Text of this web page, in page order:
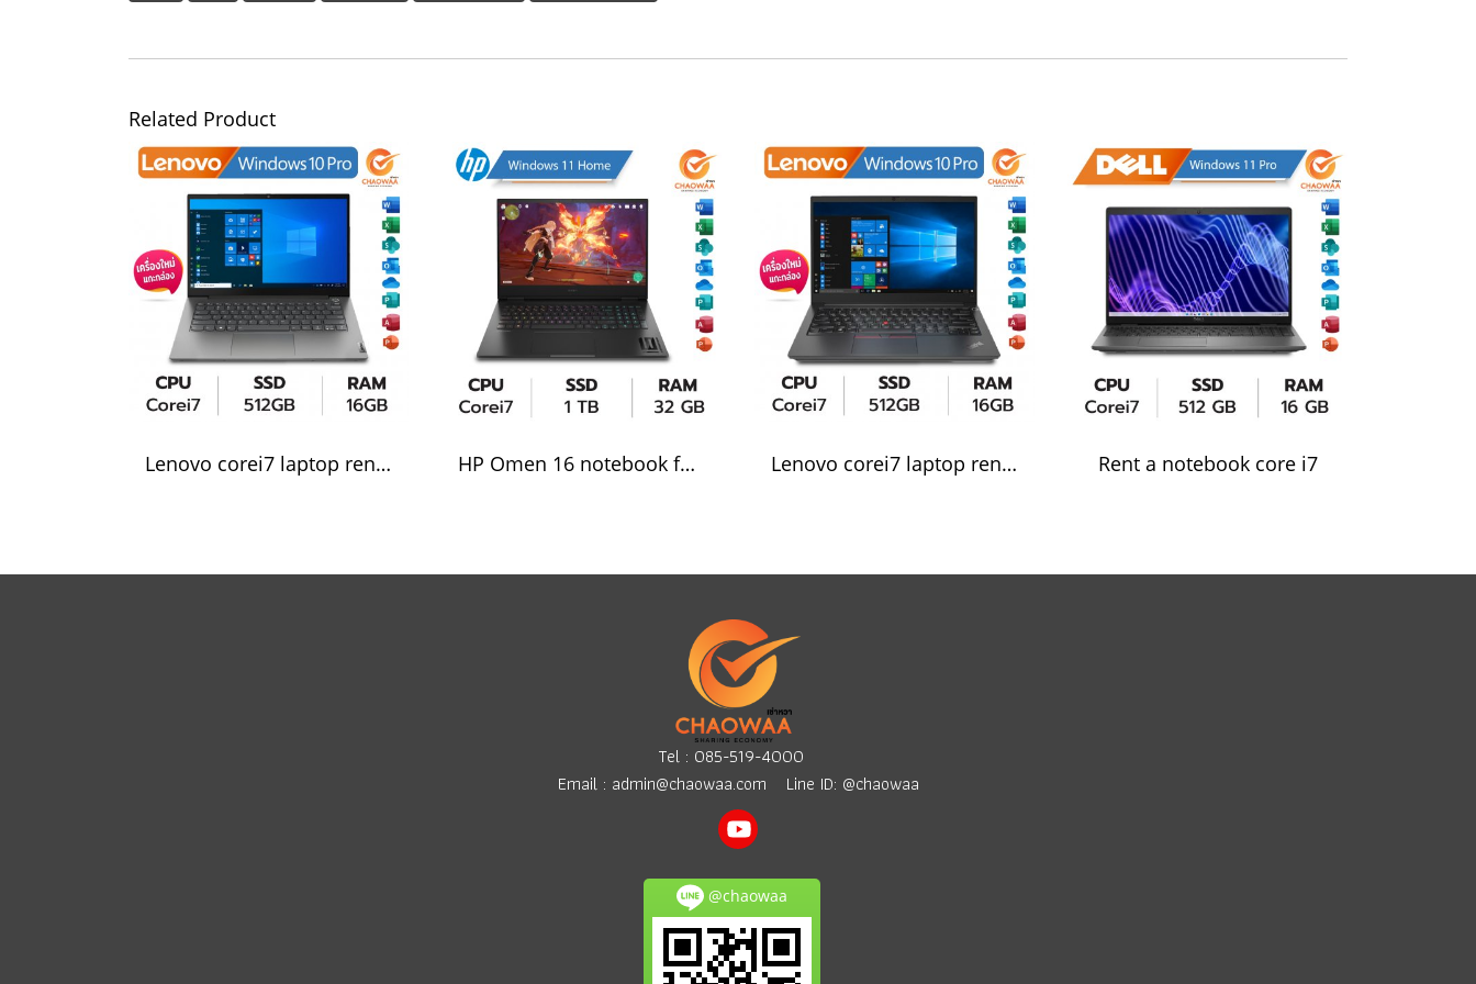
Related Product
Lenovo corei7 laptop rental HP Omen 16 notebook for rent Lenovo corei7 laptop rental Rent a notebook core i7
Tel : 085-519-4000
Email : admin@chaowaa.com Line ID: @chaowaa
@chaowaa